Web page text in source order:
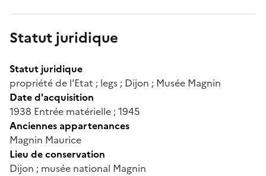
Statut juridique
Statut juridique
propriété de l'Etat ; legs ; Dijon ; Musée Magnin
Date d'acquisition
1938 Entrée matérielle ; 1945
Anciennes appartenances
Magnin Maurice
Lieu de conservation
Dijon ; musée national Magnin